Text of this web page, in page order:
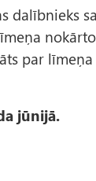
par
jūnijā.